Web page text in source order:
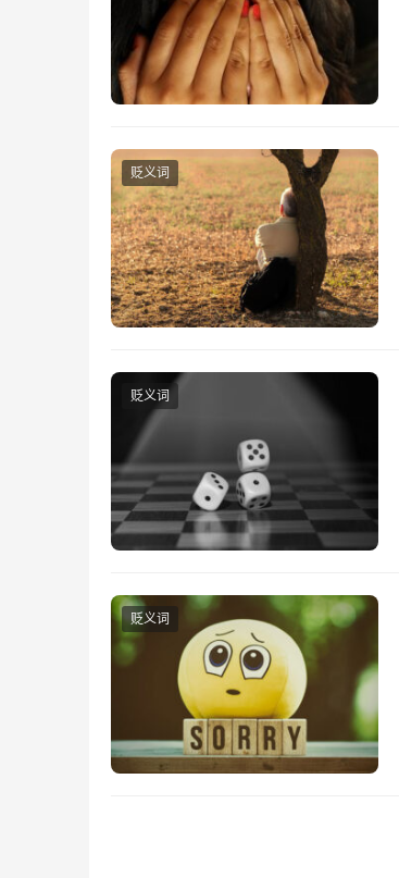
贬义词
贬义词
贬义词